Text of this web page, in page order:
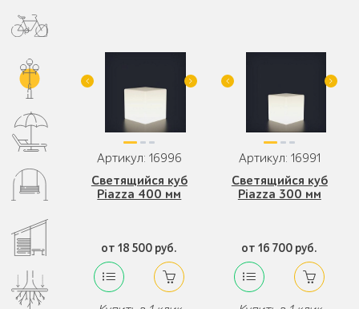
Артикул: 16996
Светящийся куб
Piazza 400 мм
от 18 500 руб.
Артикул: 16991
Светящийся куб
Piazza 300 мм
от 16 700 руб.